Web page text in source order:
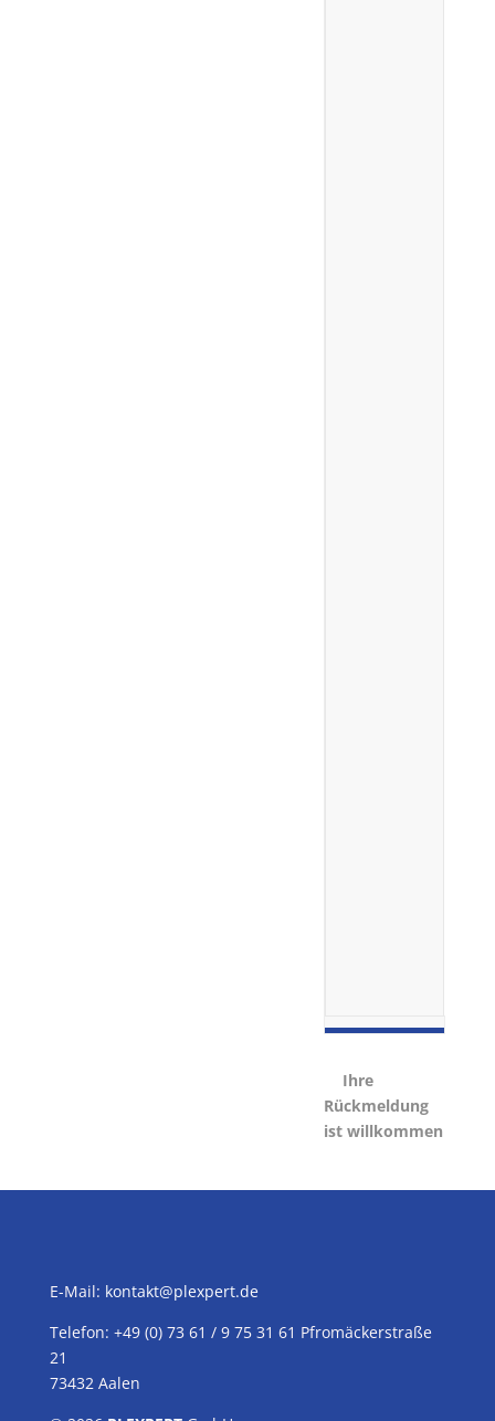
Ihre
Rückmeldung
ist willkommen
E-Mail: kontakt@plexpert.de
Telefon: +49 (0) 73 61 / 9 75 31 61 Pfromäckerstraße
21
73432 Aalen